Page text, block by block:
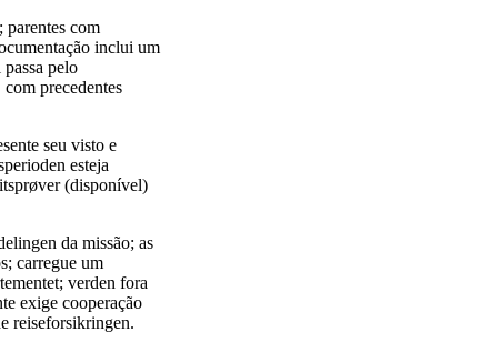
parentes com
inclui um
pelo
precedentes
seu visto e
esteja
(disponível)
da missão; as
carregue um
verden fora
exige cooperação
reiseforsikringen.